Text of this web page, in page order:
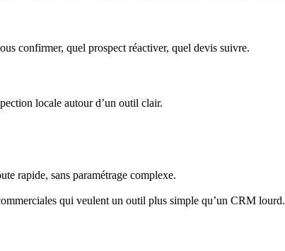
confirmer, quel prospect réactiver, quel devis suivre.
locale autour d’un outil clair.
rapide, sans paramétrage complexe.
qui veulent un outil plus simple qu’un CRM lourd.